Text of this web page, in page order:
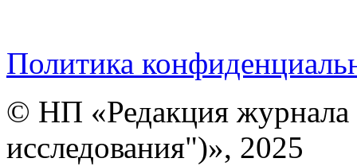
Политика
© НП «Редакция
исследования")», 2025